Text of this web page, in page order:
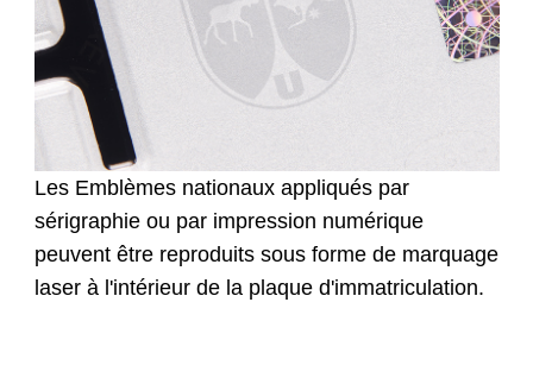
Les Emblèmes nationaux appliqués par
sérigraphie ou par impression numérique
peuvent être reproduits sous forme de marquage
laser à l'intérieur de la plaque d'immatriculation.